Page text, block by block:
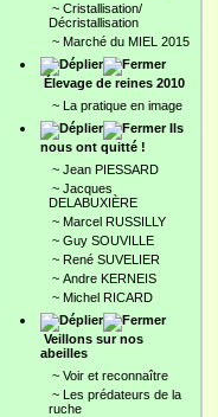
~ Cristallisation/
Décristallisation
~ Marché du MIEL 2015
Élevage de reines 2010
~ La pratique en image
Ils
nous ont quitté !
~ Jean PIESSARD
~ Jacques
DELABUXIÈRE
~ Marcel RUSSILLY
~ Guy SOUVILLE
~ René SUVELIER
~ Andre KERNEIS
~ Michel RICARD
Veillons sur nos
abeilles
~ Voir et reconnaître
~ Les prédateurs de la
ruche